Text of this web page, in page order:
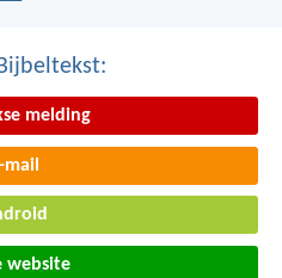
melding
mail
website